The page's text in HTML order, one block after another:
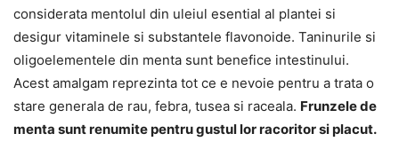
considerata mentolul din uleiul esential al plantei si
desigur vitaminele si substantele flavonoide. Taninurile si
oligoelementele din menta sunt benefice intestinului.
Acest amalgam reprezinta tot ce e nevoie pentru a trata o
stare generala de rau, febra, tusea si raceala. Frunzele de
menta sunt renumite pentru gustul lor racoritor si placut.